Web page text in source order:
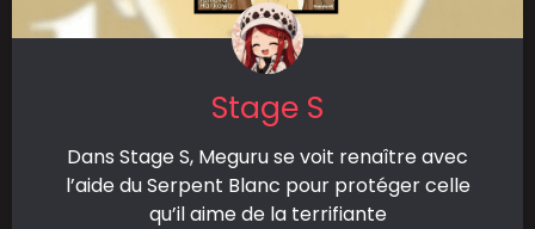
Stage S
Dans Stage S, Meguru se voit renaître avec
l’aide du Serpent Blanc pour protéger celle
qu’il aime de la terrifiante